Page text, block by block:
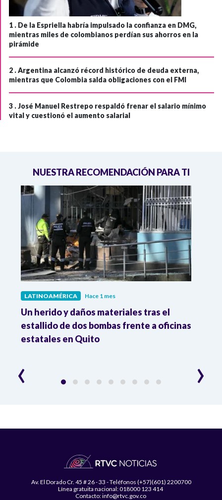
1 . De la Espriella habría impulsado la confianza en DMG,
mientras miles de colombianos perdían sus ahorros en la
pirámide
2 .Argentina alcanzó récord histórico de deuda externa,
mientras que Colombia salda obligaciones con el FMI
3 .José Manuel Restrepo respaldó frenar el salario mínimo
vital y cuestionó el aumento salarial
NUESTRA RECOMENDACIÓN PARA TI
LATINOAMÉRICA Hace 1 mes
Un herido y daños materiales tras el
estallido de dos bombas frente a oficinas
estatales en Quito
‹ ›
Av. El Dorado Cr. 45 # 26 - 33 - Teléfonos (+57)(601) 2200700
Línea gratuita nacional: 018000 123 414
Contacto: info@rtvc.gov.co